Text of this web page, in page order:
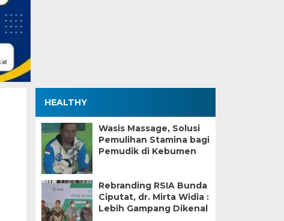
HEALTHY
Wasis Massage, Solusi
Pemulihan Stamina bagi
Pemudik di Kebumen
Rebranding RSIA Bunda
Ciputat, dr. Mirta Widia :
Lebih Gampang Dikenal